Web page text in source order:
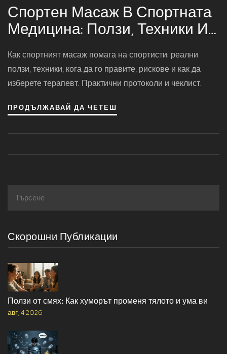
Спортен Масаж В Спортната
Медицина: Ползи, Техники И
Точният Момент За
Прилагане
Как спортният масаж помага на спортисти: реални
ползи, техники, кога да го правите, рискове и как да
изберете терапевт. Практични протоколи и чеклист.
ПРОДЪЛЖАВАЙ ДА ЧЕТЕШ
Скорошни Публикации
Ползи от смях: Как хуморът променя тялото и ума ви
авг, 4 2026